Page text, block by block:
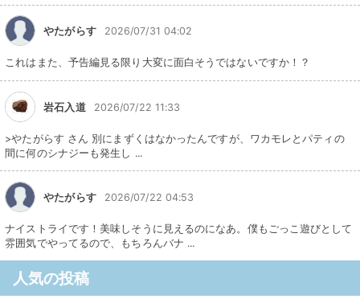
やたがらす 2026/07/31 04:02
これはまた、予告編見る限り大変に面白そうではないですか！？
岩石入道 2026/07/22 11:33
>やたがらす さん 別にまずくはなかったんですが、ワカモレとパティの
間に何のシナジーも発生し ...
やたがらす 2026/07/22 04:53
ナイストライです！美味しそうに見えるのになあ。僕もごっこ遊びとして
雰囲気でやってるので、もちろんバナ ...
人気の投稿